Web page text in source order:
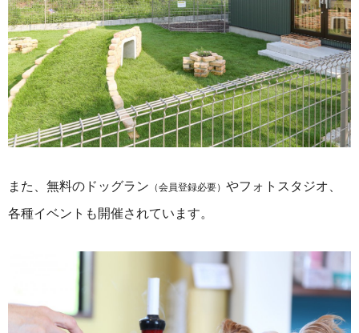
また、無料のドッグラン （会員登録必要） やフォトスタジオ、
各種イベントも開催されています。